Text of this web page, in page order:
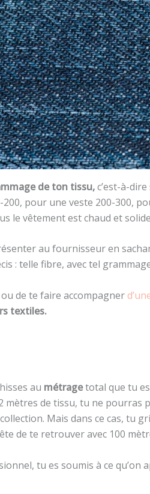
de ton tissu,c’est-à-
pour une veste 200-300,
le vêtement est chaud et
au fournisseur en
: telle fibre, avec tel
de te faire accompagner
textiles.
au métragetotal que tu es
mètres de tissu, tu ne
Mais dans ce cas, tu
de te retrouver avec 100
tu es soumis à ce qu’on